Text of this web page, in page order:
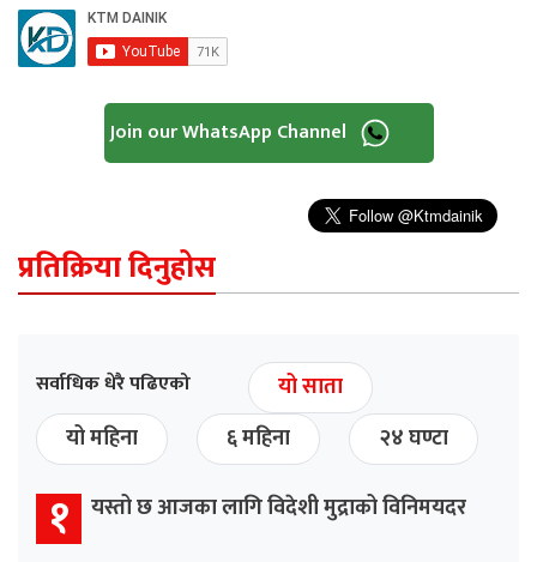
Join our WhatsApp Channel
प्रतिक्रिया दिनुहोस
सर्वाधिक धेरै पढिएको
यो साता
यो महिना
६ महिना २४ घण्टा
१ यस्तो छ आजका लागि विदेशी मुद्राको विनिमयदर